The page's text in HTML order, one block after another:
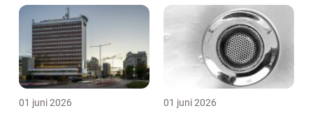
01 juni 2026 01 juni 2026